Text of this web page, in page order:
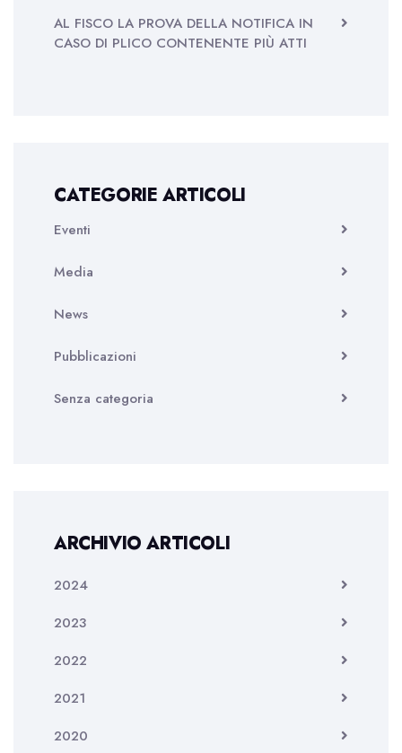
AL FISCO LA PROVA DELLA NOTIFICA IN
CASO DI PLICO CONTENENTE PIÙ ATTI
CATEGORIE ARTICOLI
Eventi
Media
News
Pubblicazioni
Senza categoria
ARCHIVIO ARTICOLI
2024
2023
2022
2021
2020